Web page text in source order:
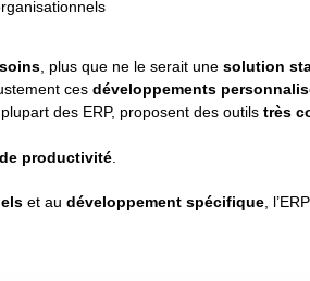
, plus que ne le serait une solution
ces développements
des ERP, proposent des outils très
productivité.
et au développement spécifique,